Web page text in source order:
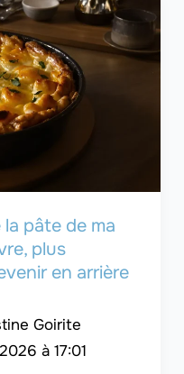
la pâte de ma
plus
en arrière
Goirite
à 17:01